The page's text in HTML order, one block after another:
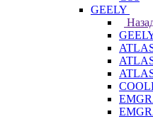
GEELY